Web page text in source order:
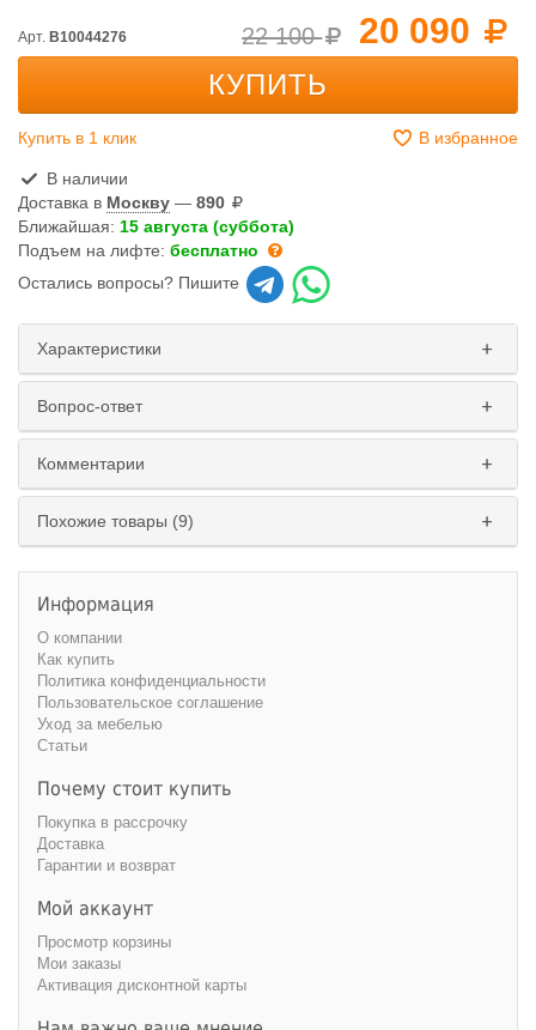
20 090
22 100
Арт. B10044276
КУПИТЬ
Купить в 1 клик В избранное
В наличии
Доставка в Москву — 890
Ближайшая: 15 августа (суббота)
Подъем на лифте: бесплатно
Остались вопросы? Пишите
Характеристики
Вопрос-ответ
Комментарии
Похожие товары (9)
Информация
О компании
Как купить
Политика конфиденциальности
Пользовательское соглашение
Уход за мебелью
Статьи
Почему стоит купить
Покупка в рассрочку
Доставка
Гарантии и возврат
Мой аккаунт
Просмотр корзины
Мои заказы
Активация дисконтной карты